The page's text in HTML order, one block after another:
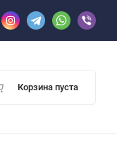
Корзина пуста